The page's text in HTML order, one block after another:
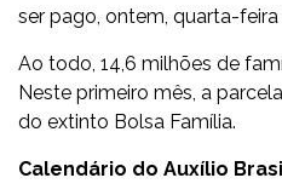
ser pago, ontem, quarta-feira
Ao todo, 14,6 milhões de
Neste primeiro mês, a
do extinto Bolsa Família.
Calendário do Auxílio